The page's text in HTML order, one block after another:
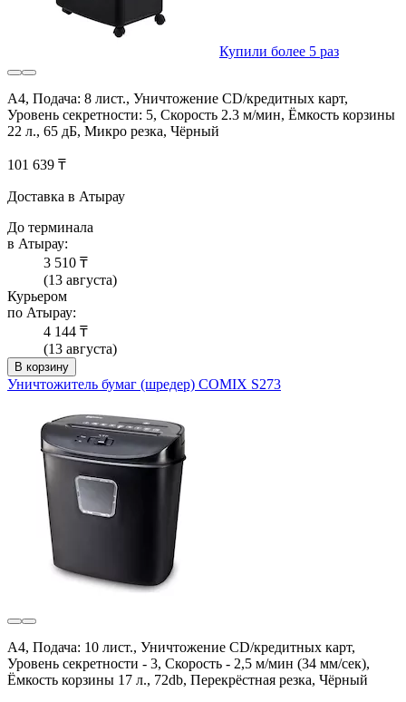
Купили более 5 раз
A4, Подача: 8 лист., Уничтожение CD/кредитных карт,
Уровень секретности: 5, Скорость 2.3 м/мин, Ёмкость корзины
22 л., 65 дБ, Микро резка, Чёрный
101 639 ₸
Доставка в Атырау
До терминала
в Атырау:
3 510 ₸
(13 августа)
Курьером
по Атырау:
4 144 ₸
(13 августа)
В корзину
Уничтожитель бумаг (шредер) COMIX S273
A4, Подача: 10 лист., Уничтожение CD/кредитных карт,
Уровень секретности - 3, Скорость - 2,5 м/мин (34 мм/сек),
Ёмкость корзины 17 л., 72db, Перекрёстная резка, Чёрный